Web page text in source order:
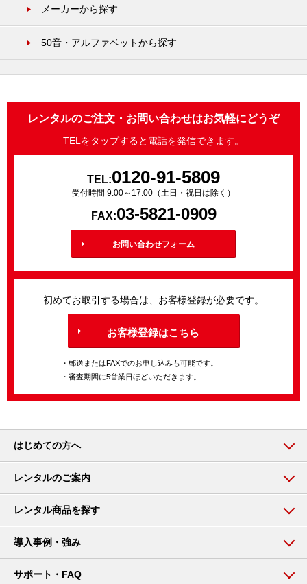
メーカーから探す
50音・アルファベットから探す
レンタルのご注文・お問い合わせはお気軽にどうぞ
TELをタップすると電話を発信できます。
TEL:0120-91-5809
受付時間 9:00～17:00（土日・祝日は除く）
FAX:03-5821-0909
お問い合わせフォーム
初めてお取引する場合は、お客様登録が必要です。
お客様登録はこちら
・郵送またはFAXでのお申し込みも可能です。
・審査期間に5営業日ほどいただきます。
はじめての方へ
レンタルのご案内
レンタル商品を探す
導入事例・強み
サポート・FAQ